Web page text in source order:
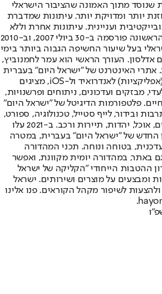
שנוסד מתוך האמונה שהציבור הישראלי
יותר ומדויקת יותר. עיתונות שמדברת
ועניינית. עיתונות אחרת וללא
תשלום. המהדורה המודפסת הראשונה פורסמה ב-30 ביולי 2007, וב-2010
בעל שיעור החשיפה הגבוה ביותר בימי
אדלסון. העורך הראשי הוא עמר לחמנוביץ,
אתרי האינטרנט של "ישראל היום" בעברית
ובאנגלית, כמו כן היישומונים (אפליקציות) לאנדרואיד ול-iOS, מציגים
מבזקים ועדכונים, ניתוחים ופרשנויות,
פלטפורמות הדיגיטל של "ישראל היום"
ובידור, לייף סטייל, טכנולוגיה, ספורט,
כלכלה וצרכנות, בריאות, חיילים, אוכל, יהדות, תיירות ורכב. ב-2021 עלו
החדש של "ישראל היום" בעברית, במטרה
בטוחה ונוחה. תכני המהדורה
באתר, במהדורה יומית מקוונת, ואפשר
ההטבות הייחודי "הקליקה של ישראל
ומבצעים על מוצרים ושירותים. ישראל
לשיפור מקהל הקוראים. פנו אלינו